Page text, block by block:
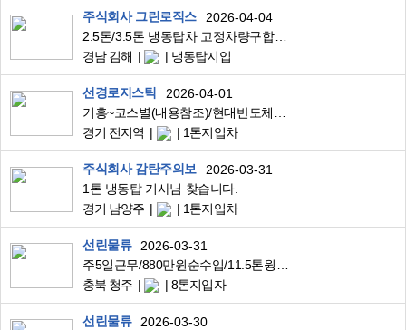
주식회사 그린로직스
2026-04-04
2.5톤/3.5톤 냉동탑차 고정차량구합니다.
경남 김해
냉동탑지입
선경로지스틱
2026-04-01
경기 전지역
1톤지입차
주식회사 감탄주의보
2026-03-31
1톤 냉동탑 기사님 찾습니다.
경기 남양주
1톤지입차
선린물류
2026-03-31
충북 청주
8톤지입자
선린물류
2026-03-30